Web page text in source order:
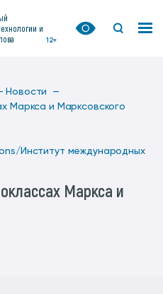
и
12+
Новости —
Маркса и Марксовского
Институт международных
Маркса и